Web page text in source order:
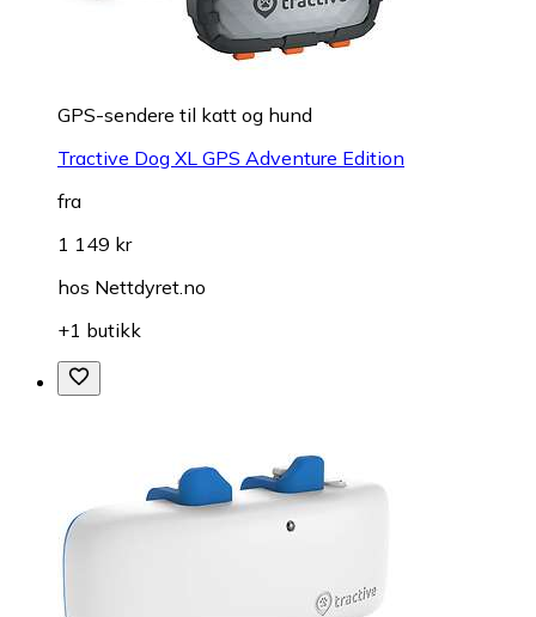
GPS-sendere til katt og hund
Tractive Dog XL GPS Adventure Edition
fra
1 149 kr
hos Nettdyret.no
+1 butikk